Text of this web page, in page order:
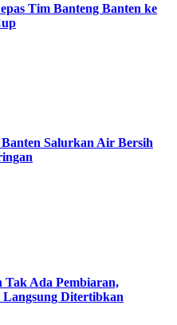
Tim Banteng Banten ke
Salurkan Air Bersih
Tak Ada Pembiaran,
Ditertibkan